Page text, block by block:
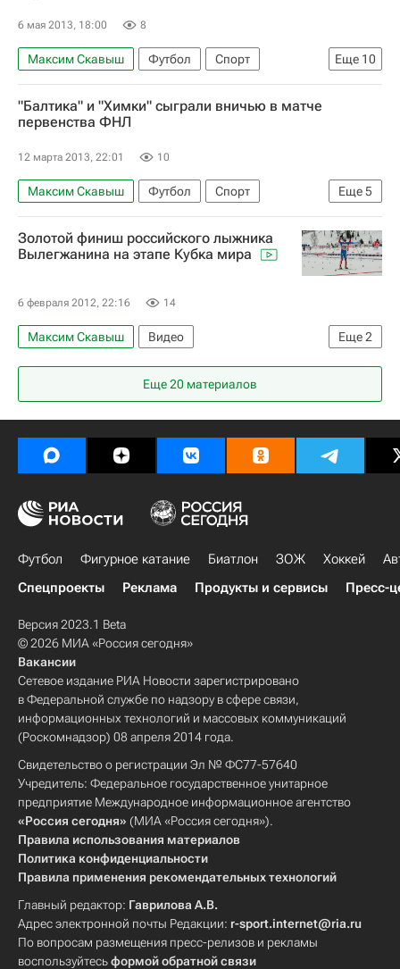
6 мая 2013, 18:00 8
Еще 10
Максим Скавыш Футбол
Спорт
Мультимедийный спортивный пакет
Первая лига
Металлург-Кузбасс
Балтика
Андрей Сальников
Антон Киселёв
"Балтика" и "Химки" сыграли вничью в матче
первенства ФНЛ
12 марта 2013, 22:01 10
Еще5
Максим Скавыш Футбол
Спорт
Мультимедийный спортивный пакет
Первая лига
Балтика
Химки
Золотой финиш российского лыжника
Вылегжанина на этапе Кубка мира
6 февраля 2012, 22:16 14
Еще2
Максим Скавыш
Видео
Другие виды спорта
Максим Вылегжанин
Еще 20 материалов
Футбол Фигурное катание Биатлон ЗОЖ Хоккей
Спецпроекты
Реклама Продукты и сервисы Пресс-
Версия 2023.1 Beta
© 2026 МИА «Россия сегодня»
Вакансии
Сетевое издание РИА Новости зарегистрировано
в Федеральной службе по надзору в сфере связи,
информационных технологий и массовых коммуникаций
(Роскомнадзор) 08 апреля 2014 года.
Свидетельство о регистрации Эл № ФС77-57640
Учредитель: Федеральное государственное унитарное
предприятие Международное информационное агентство
«Россия сегодня» (МИА «Россия сегодня»).
Правила использования материалов
Политика конфиденциальности
Правила применения рекомендательных технологий
Главный редактор: Гаврилова А.В.
Адрес электронной почты Редакции: r-sport.internet@ria.ru
По вопросам размещения пресс-релизов и рекламы
воспользуйтесьформой обратной связи